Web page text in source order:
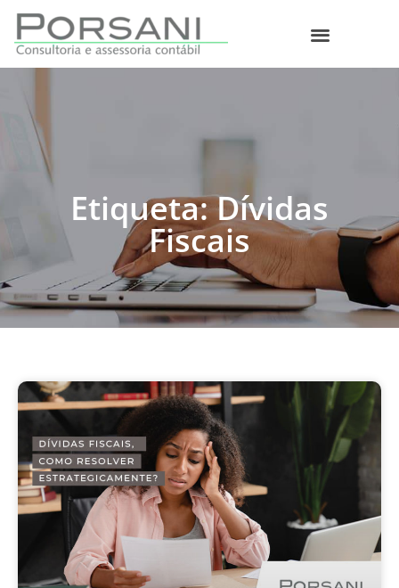
Etiqueta: Dívidas
Fiscais